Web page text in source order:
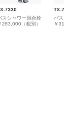
7330
スシャワー混合栓
283,000（税別）
TX-
バ
￥